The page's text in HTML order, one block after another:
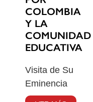
COLOMBIA
Y LA
COMUNIDAD
EDUCATIVA
Visita de Su
Eminencia